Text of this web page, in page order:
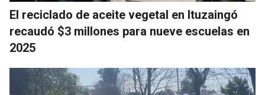
El reciclado de aceite vegetal en Ituzaingó
recaudó $3 millones para nueve escuelas en
2025